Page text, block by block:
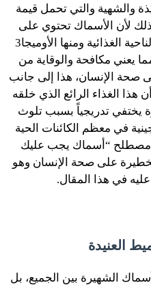
والشهية والتي تحمل قيمة
لأن الأسماك تحتوي على
العديد من العناصر القيمة من الناحية الغذائية ومنها الأوميجا3
يعني مكافحة والوقاية من
صحة الإنسان، هذا إلى جانب
هذا الغذاء الرائع الذي خلقه
يختفي تدريجياً بسبب تلوث
في معظم الكائنات الحية
“أسماك يجب عليك
على صحة الإنسان وهو
في هذا المقال.
العنيدة
الشهيرة بين الجميع، بل